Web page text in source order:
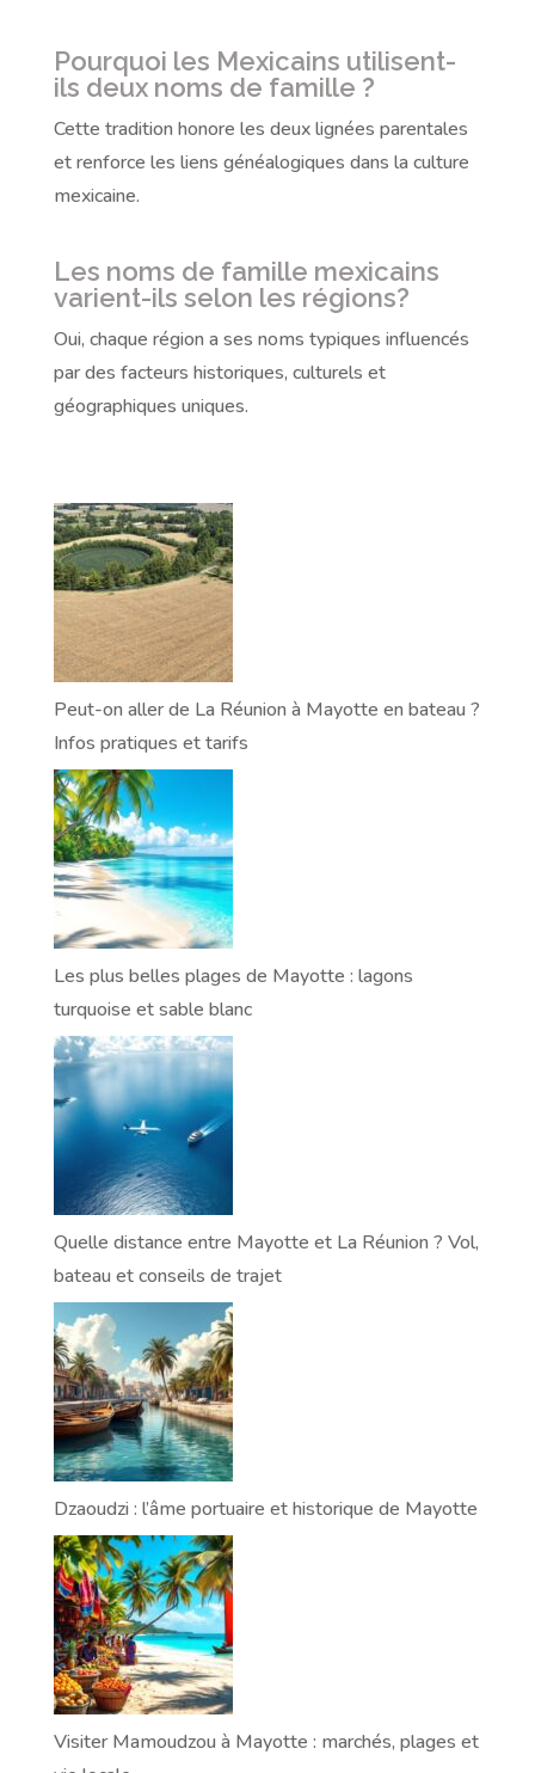
Pourquoi les Mexicains utilisent-
ils deux noms de famille ?
Cette tradition honore les deux lignées parentales
et renforce les liens généalogiques dans la culture
mexicaine.
Les noms de famille mexicains
varient-ils selon les régions?
Oui, chaque région a ses noms typiques influencés
par des facteurs historiques, culturels et
géographiques uniques.
Peut-on aller de La Réunion à Mayotte en bateau ?
Infos pratiques et tarifs
Les plus belles plages de Mayotte : lagons
turquoise et sable blanc
Quelle distance entre Mayotte et La Réunion ? Vol,
bateau et conseils de trajet
Dzaoudzi : l’âme portuaire et historique de Mayotte
Visiter Mamoudzou à Mayotte : marchés, plages et